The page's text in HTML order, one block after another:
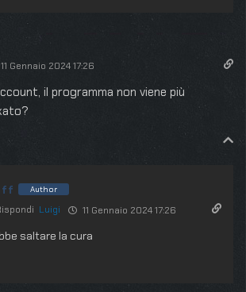
11 Gennaio 2024 17:26
il programma non viene più
Author
Luigi 11 Gennaio 2024 17:26
saltare la cura